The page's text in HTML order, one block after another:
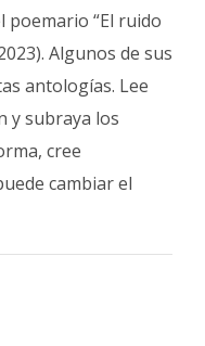
poemario “El ruido
Algunos de sus
antologías. Lee
y subraya los
cree
cambiar el